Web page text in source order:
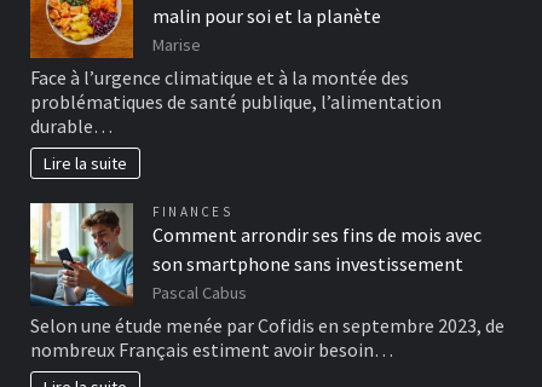
malin pour soi et la planète
Marise
Face à l’urgence climatique et à la montée des
problématiques de santé publique, l’alimentation
durable…
Lire la suite
FINANCES
Comment arrondir ses fins de mois avec
son smartphone sans investissement
Pascal Cabus
Selon une étude menée par Cofidis en septembre 2023, de
nombreux Français estiment avoir besoin…